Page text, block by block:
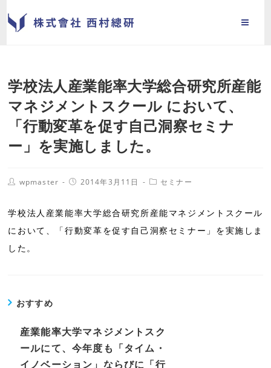
学校法人産業能率大学総合研究所産能
マネジメントスクール において、
「行動変革を促す自己洞察セミナ
ー」を実施しました。
wpmaster 2014年3月11日 セミナー
学校法人産業能率大学総合研究所産能マネジメントスクール
において、「行動変革を促す自己洞察セミナー」を実施しま
した。
おすすめ
産業能率大学マネジメントスク
ールにて、今年度も「タイム・
イノベーション」ならびに「行